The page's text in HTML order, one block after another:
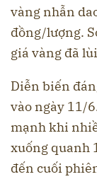
vàng nhẫn
đồng/lượng.
giá vàng đã
Diễn biến
vào ngày 11/
mạnh khi
xuống quanh
đến cuối